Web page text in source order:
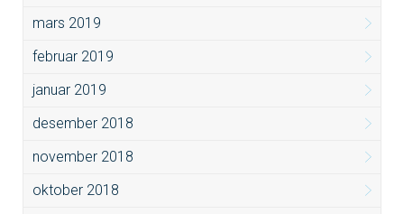
mars 2019
februar 2019
januar 2019
desember 2018
november 2018
oktober 2018